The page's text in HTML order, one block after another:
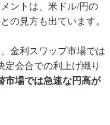
ントは、米ドル/円の
の見方も出ています。
金利スワップ市場では
定会合での利上げ織り
市場では急速な円高が